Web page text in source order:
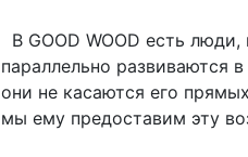
В GOOD WOOD есть
параллельно развиваются
они не касаются его
мы ему предоставим эту